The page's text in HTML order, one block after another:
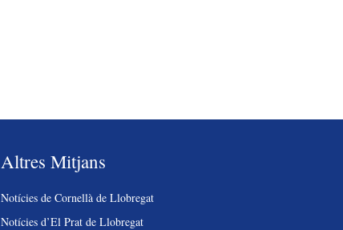
Altres Mitjans
Notícies de Cornellà de Llobregat
Notícies d’El Prat de Llobregat